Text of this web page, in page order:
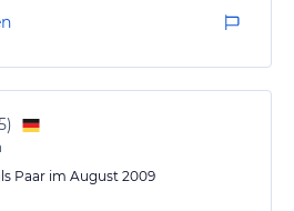
reichhaltig und es wurde
etwas fehlte.
und kommen gerne
)
Paar im August 2009